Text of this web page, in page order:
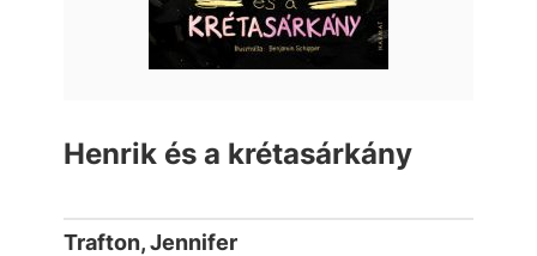
Henrik és a krétasárkány
Trafton, Jennifer